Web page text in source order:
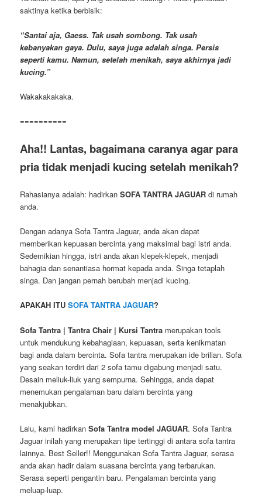
saktinya ketika berbisik:
“Santai aja, Gaess. Tak usah sombong. Tak usah
kebanyakan gaya. Dulu, saya juga adalah singa. Persis
seperti kamu. Namun, setelah menikah, saya akhirnya jadi
kucing.”
Wakakakakaka.
==========
Aha!! Lantas, bagaimana caranya agar para
pria tidak menjadi kucing setelah menikah?
Rahasianya adalah: hadirkanSOFA TANTRA JAGUAR di rumah
anda.
Dengan adanya Sofa Tantra Jaguar, anda akan dapat
memberikan kepuasan bercinta yang maksimal bagi istri anda.
Sedemikian hingga, istri anda akan klepek-klepek, menjadi
bahagia dan senantiasa hormat kepada anda. Singa tetaplah
singa. Dan jangan pernah berubah menjadi kucing.
APAKAH ITUSOFA TANTRA JAGUAR?
Sofa Tantra | Tantra Chair | Kursi Tantra merupakan tools
untuk mendukung kebahagiaan, kepuasan, serta kenikmatan
bagi anda dalam bercinta. Sofa tantra merupakan ide brilian. Sofa
yang seakan terdiri dari 2 sofa tamu digabung menjadi satu.
Desain meliuk-liuk yang sempurna. Sehingga, anda dapat
menemukan pengalaman baru dalam bercinta yang
menakjubkan.
Lalu, kami hadirkanSofa Tantra model JAGUAR. Sofa Tantra
Jaguar inilah yang merupakan tipe tertinggi di antara sofa tantra
lainnya. Best Seller!! Menggunakan Sofa Tantra Jaguar, serasa
anda akan hadir dalam suasana bercinta yang terbarukan.
Serasa seperti pengantin baru. Pengalaman bercinta yang
meluap-luap.